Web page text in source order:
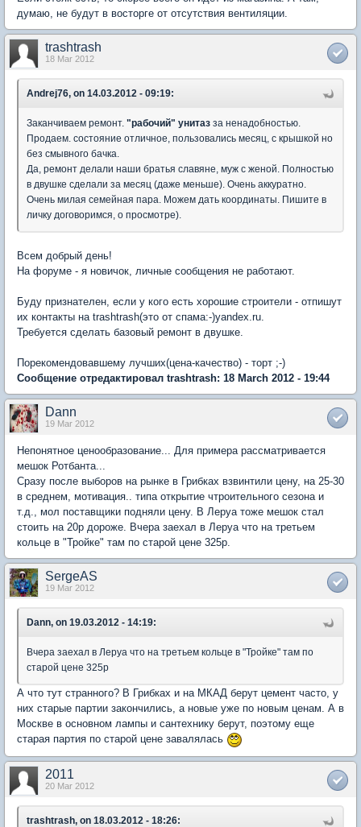
думаю, не будут в восторге от отсутствия вентиляции.
trashtrash
18 Mar 2012
Andrej76, on 14.03.2012 - 09:19:
Заканчиваем ремонт. "рабочий" унитаз за ненадобностью.
Продаем. состояние отличное, пользовались месяц, с крышкой но
без смывного бачка.
Да, ремонт делали наши братья славяне, муж с женой. Полностью
в двушке сделали за месяц (даже меньше). Очень аккуратно.
Очень милая семейная пара. Можем дать координаты. Пишите в
личку договоримся, о просмотре).
Всем добрый день!
На форуме - я новичок, личные сообщения не работают.
Буду признателен, если у кого есть хорошие строители - отпишут
их контакты на trashtrash(это от спама:-)yandex.ru.
Требуется сделать базовый ремонт в двушке.
Порекомендовавшему лучших(цена-качество) - торт ;-)
Сообщение отредактировал trashtrash: 18 March 2012 - 19:44
Dann
19 Mar 2012
Непонятное ценообразование... Для примера рассматривается
мешок Ротбанта...
Сразу после выборов на рынке в Грибках взвинтили цену, на 25-30
в среднем, мотивация.. типа открытие чтроительного сезона и
т.д., мол поставщики подняли цену. В Леруа тоже мешок стал
стоить на 20р дороже. Вчера заехал в Леруа что на третьем
кольце в "Тройке" там по старой цене 325р.
SergeAS
19 Mar 2012
Dann, on 19.03.2012 - 14:19:
Вчера заехал в Леруа что на третьем кольце в "Тройке" там по
старой цене 325р
А что тут странного? В Грибках и на МКАД берут цемент часто, у
них старые партии закончились, а новые уже по новым ценам. А в
Москве в основном лампы и сантехнику берут, поэтому еще
старая партия по старой цене завалялась
2011
20 Mar 2012
trashtrash, on 18.03.2012 - 18:26: